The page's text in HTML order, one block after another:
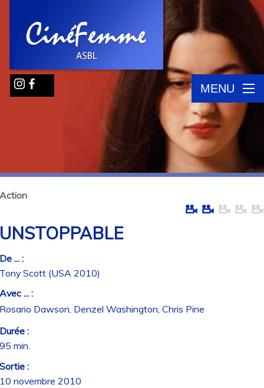
MENU
... :
Scott (USA 2010)
... :
Dawson, Denzel Washington, Chris Pine
:
min.
:
novembre 2010